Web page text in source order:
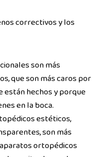
correctivos y los
son más
que son más caros por
están hechos y porque
en la boca.
estéticos,
son más
ortopédicos